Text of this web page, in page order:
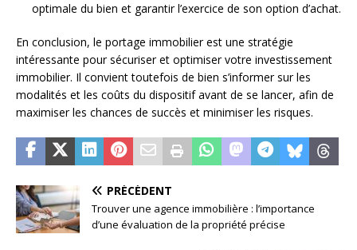
optimale du bien et garantir l’exercice de son option d’achat.
En conclusion, le portage immobilier est une stratégie
intéressante pour sécuriser et optimiser votre investissement
immobilier. Il convient toutefois de bien s’informer sur les
modalités et les coûts du dispositif avant de se lancer, afin de
maximiser les chances de succès et minimiser les risques.
PRÉCÉDENT
Trouver une agence immobilière : l’importance
d’une évaluation de la propriété précise